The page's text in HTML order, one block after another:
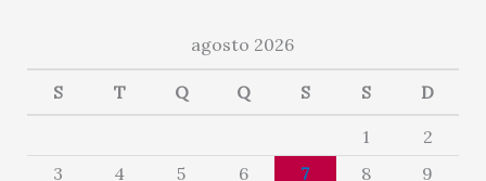
agosto 2026
S T Q Q S S D
1
2
3
4 5 6 7 8
9